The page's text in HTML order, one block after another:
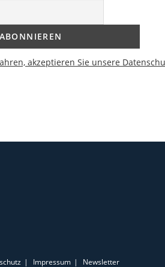
akzeptieren Sie unsere
Impressum Newsletter